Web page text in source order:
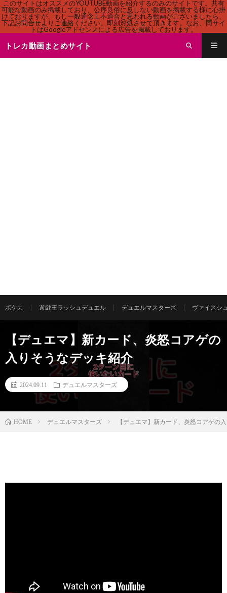
このサイトはオススメのYOUTUBE動画を紹介するのみのサイトです。共有
可能な動画のみ掲載しており、公序良俗に反しない動画を掲載する様に心掛
けておりますが、もし一般通念上不適合と思われる動画がございましたら、
下記お問合せよりご連絡ください。即刻対処させて頂きます。なお、同サイ
トはGoogleアドセンスによる広告を掲載しております。
トレカ動画まとめサイト
ポケカ 遊戯王ラッシュデュエル デュエルマスターズ ヴァイスシ
【デュエマ】新カード、炎怒コアゲの
入りそうなデッキ紹介
2024.09.11 デュエルマスターズ
HOME デュエルマスターズ 【デュエマ】新カード、炎怒コアゲの